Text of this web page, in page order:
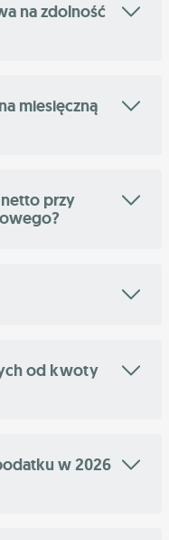
na zdolność
miesięczną
przy
od kwoty
w 2026